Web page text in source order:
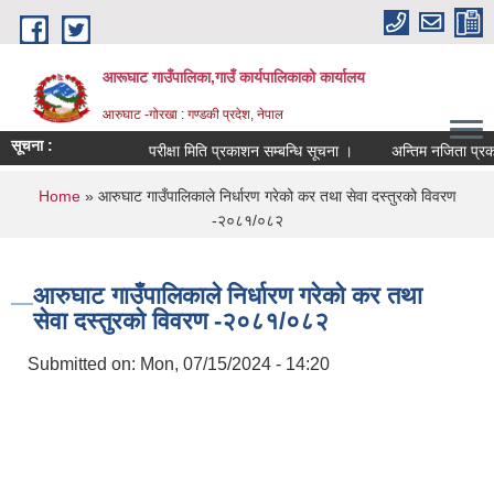
Skip to main content
आरूघाट गाउँपालिका,गाउँ कार्यपालिकाको कार्यालय
आरुघाट -गोरखा : गण्डकी प्रदेश, नेपाल
सूचना : परीक्षा मिति प्रकाशन सम्बन्धि सूचना । अन्तिम नजिता प्रकाशन
You are here
Home» आरुघाट गाउँपालिकाले निर्धारण गरेको कर तथा सेवा दस्तुरको विवरण
-२०८१/०८२
आरुघाट गाउँपालिकाले निर्धारण गरेको कर तथा
सेवा दस्तुरको विवरण -२०८१/०८२
Submitted on: Mon, 07/15/2024 - 14:20